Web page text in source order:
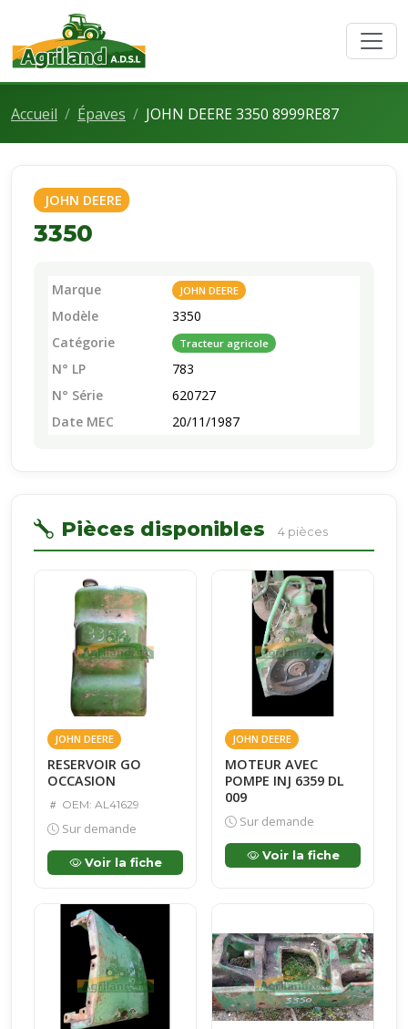
Accueil Épaves JOHN DEERE 3350 8999RE87
JOHN DEERE
3350
Marque JOHN DEERE
Modèle
3350
Catégorie
Tracteur agricole
N° LP
783
N° Série
620727
Date MEC
20/11/1987
Pièces disponibles 4 pièces
JOHN DEERE
RESERVOIR GO
OCCASION
OEM: AL41629
Sur demande
Voir la fiche
JOHN DEERE
MOTEUR AVEC
POMPE INJ 6359 DL
009
Sur demande
Voir la fiche